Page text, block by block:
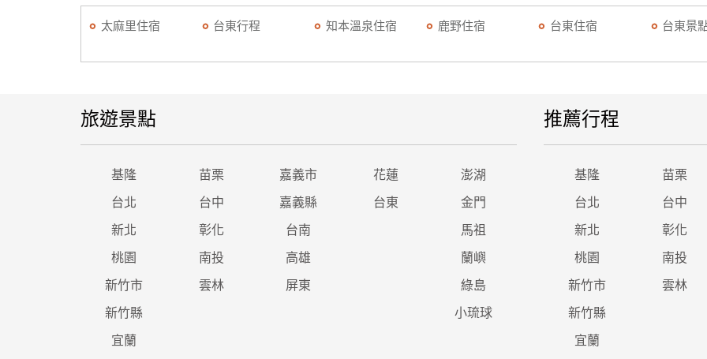
太麻里住宿 台東行程 知本溫泉住宿 鹿野住宿 台東住宿 台東景
旅遊景點
基隆 苗栗 嘉義市 花蓮 澎湖
台北 台中 嘉義縣 台東 金門
新北 彰化 台南 馬祖
桃園 南投 高雄 蘭嶼
新竹市 雲林 屏東 綠島
新竹縣 小琉球
宜蘭
推薦行程
基隆 苗栗
台北 台中
新北 彰化
桃園 南投
新竹市 雲林
新竹縣
宜蘭